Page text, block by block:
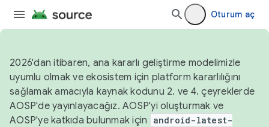
Oturum aç
2026'dan itibaren, ana kararlı geliştirme modelimizle
uyumlu olmak ve ekosistem için platform kararlılığını
sağlamak amacıyla kaynak kodunu 2. ve 4. çeyreklerde
AOSP'de yayınlayacağız. AOSP'yi oluşturmak ve
AOSP'ye katkıda bulunmak için
android-latest-